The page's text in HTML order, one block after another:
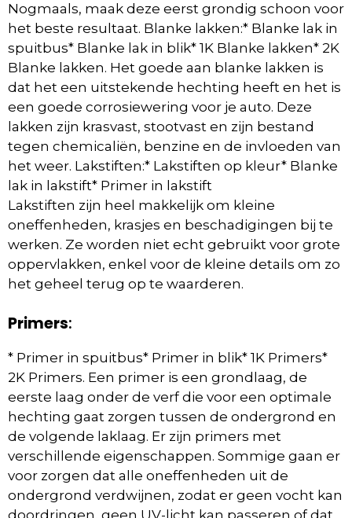
Nogmaals, maak deze eerst grondig schoon voor
het beste resultaat. Blanke lakken:* Blanke lak in
spuitbus* Blanke lak in blik* 1K Blanke lakken* 2K
Blanke lakken. Het goede aan blanke lakken is
dat het een uitstekende hechting heeft en het is
een goede corrosiewering voor je auto. Deze
lakken zijn krasvast, stootvast en zijn bestand
tegen chemicaliën, benzine en de invloeden van
het weer. Lakstiften:* Lakstiften op kleur* Blanke
lak in lakstift* Primer in lakstift
Lakstiften zijn heel makkelijk om kleine
oneffenheden, krasjes en beschadigingen bij te
werken. Ze worden niet echt gebruikt voor grote
oppervlakken, enkel voor de kleine details om zo
het geheel terug op te waarderen.
Primers:
* Primer in spuitbus* Primer in blik* 1K Primers*
2K Primers. Een primer is een grondlaag, de
eerste laag onder de verf die voor een optimale
hechting gaat zorgen tussen de ondergrond en
de volgende laklaag. Er zijn primers met
verschillende eigenschappen. Sommige gaan er
voor zorgen dat alle oneffenheden uit de
ondergrond verdwijnen, zodat er geen vocht kan
doordringen, geen UV-licht kan passeren of dat